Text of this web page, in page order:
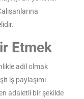
Etmek
adil olmak
iş paylaşımı
adaletli bir şekilde